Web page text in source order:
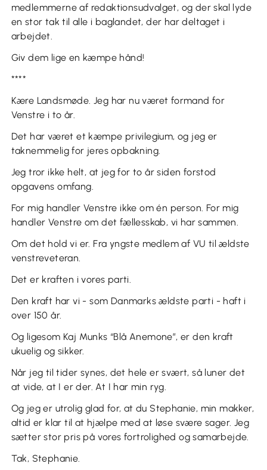
medlemmerne af redaktionsudvalget, og der skal lyde
en stor tak til alle i baglandet, der har deltaget i
arbejdet.
Giv dem lige en kæmpe hånd!
****
Kære Landsmøde. Jeg har nu været formand for
Venstre i to år.
Det har været et kæmpe privilegium, og jeg er
taknemmelig for jeres opbakning.
Jeg tror ikke helt, at jeg for to år siden forstod
opgavens omfang.
For mig handler Venstre ikke om én person. For mig
handler Venstre om det fællesskab, vi har sammen.
Om det hold vi er. Fra yngste medlem af VU til ældste
venstreveteran.
Det er kraften i vores parti.
Den kraft har vi - som Danmarks ældste parti - haft i
over 150 år.
Og ligesom Kaj Munks “Blå Anemone”, er den kraft
ukuelig og sikker.
Når jeg til tider synes, det hele er svært, så luner det
at vide, at I er der. At I har min ryg.
Og jeg er utrolig glad for, at du Stephanie, min makker,
altid er klar til at hjælpe med at løse svære sager. Jeg
sætter stor pris på vores fortrolighed og samarbejde.
Tak, Stephanie.